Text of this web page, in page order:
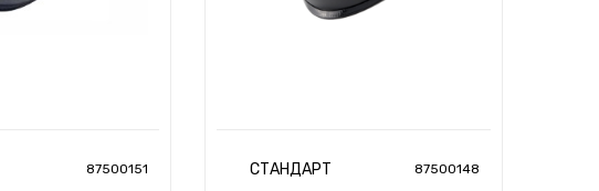
87500151 СТАНДАРТ 87500148